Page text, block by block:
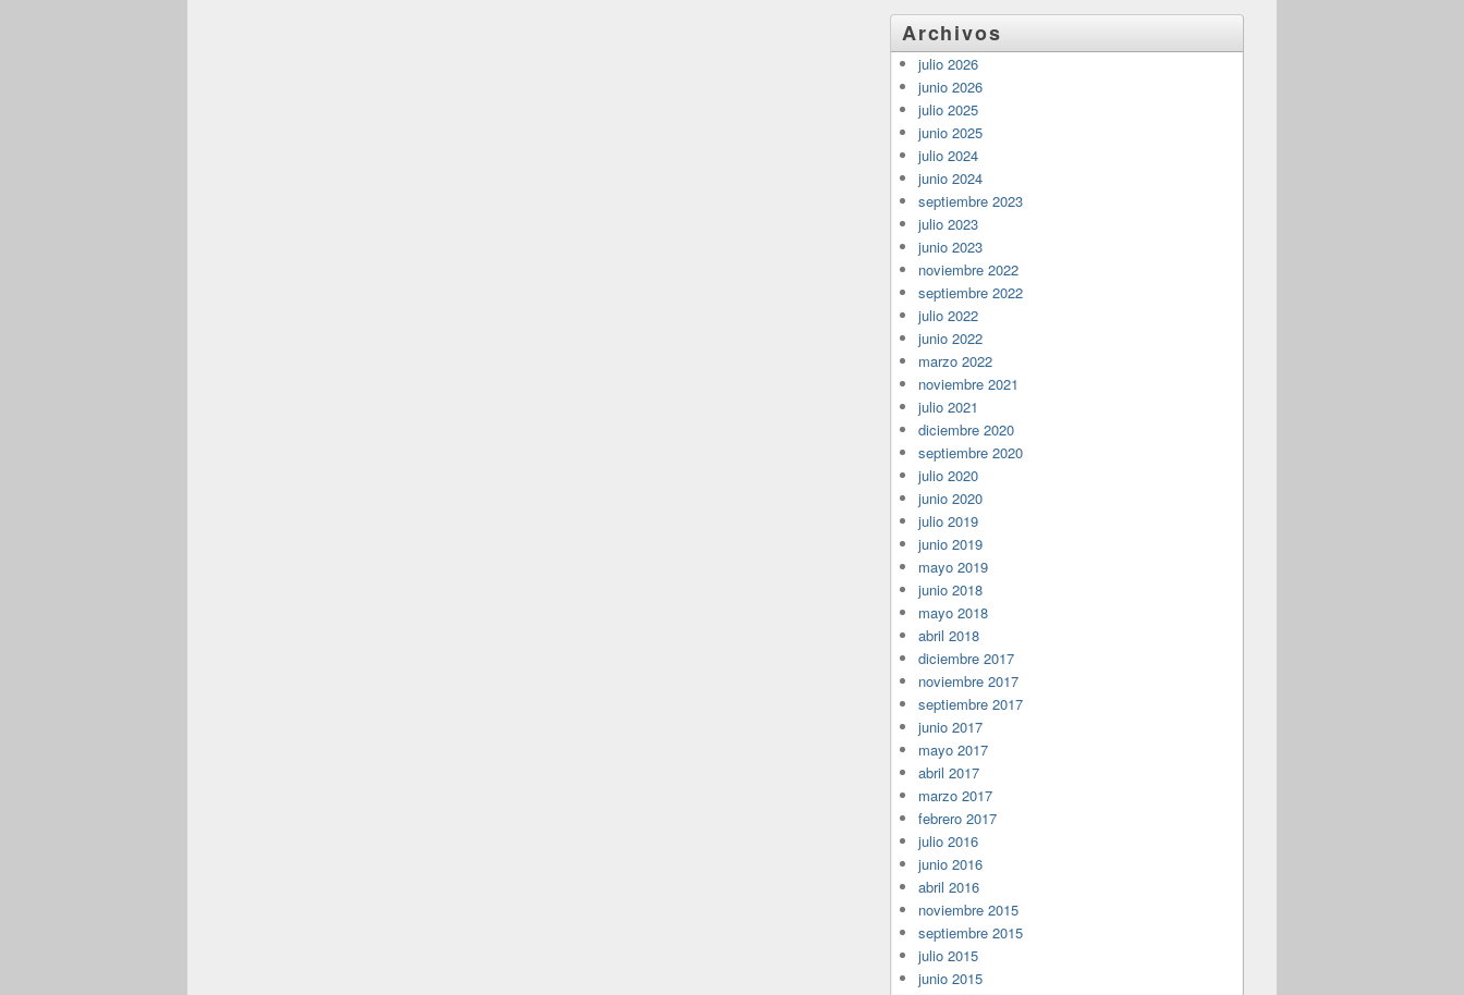
Archivos
julio 2026
junio 2026
julio 2025
junio 2025
julio 2024
junio 2024
septiembre 2023
julio 2023
junio 2023
noviembre 2022
septiembre 2022
julio 2022
junio 2022
marzo 2022
noviembre 2021
julio 2021
diciembre 2020
septiembre 2020
julio 2020
junio 2020
julio 2019
junio 2019
mayo 2019
junio 2018
mayo 2018
abril 2018
diciembre 2017
noviembre 2017
septiembre 2017
junio 2017
mayo 2017
abril 2017
marzo 2017
febrero 2017
julio 2016
junio 2016
abril 2016
noviembre 2015
septiembre 2015
julio 2015
junio 2015